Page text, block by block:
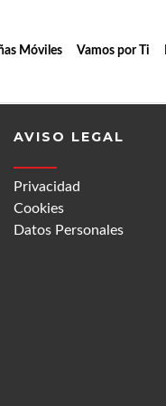
Móviles Vamos por Ti
AVISO LEGAL
Privacidad
Cookies
Datos Personales